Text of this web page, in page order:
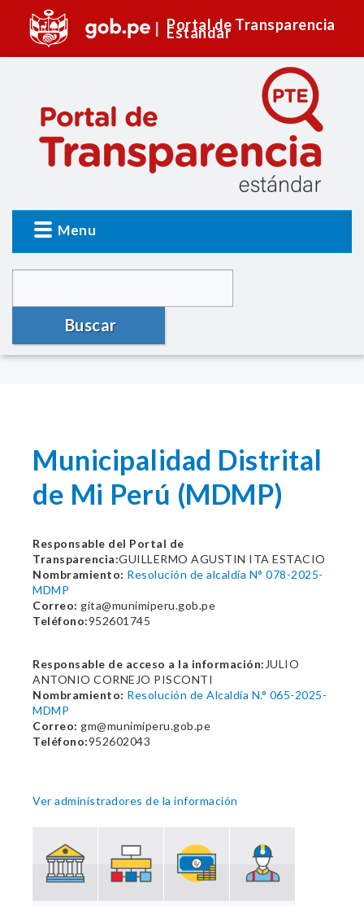
Portal de Transparencia
Estándar
Menu
Buscar
Municipalidad Distrital
de Mi Perú (MDMP)
Responsable del Portal de
Transparencia:GUILLERMO AGUSTIN ITA ESTACIO
Nombramiento: Resolución de alcaldía N° 078-2025-
MDMP
Correo: gita@munimiperu.gob.pe
Teléfono:952601745
Responsable de acceso a la información: JULIO
ANTONIO CORNEJO PISCONTI
Nombramiento: Resolución de Alcaldía N.° 065-2025-
MDMP
Correo: gm@munimiperu.gob.pe
Teléfono:952602043
Ver administradores de la información